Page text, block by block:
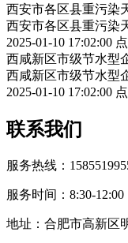
西安市各区县重污染
西安市各区县重污染
2025-01-10 17:02:00
西咸新区市级节水型
西咸新区市级节水型
2025-01-10 17:02:00
联系我们
服务热线：
服务时间：8:30-12:00
地址：合肥市高新区